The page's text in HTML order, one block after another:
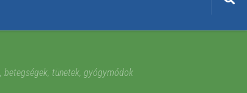
tünetek, gyógymódok